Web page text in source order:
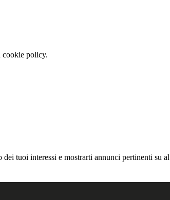
cookie policy.
tuoi interessi e mostrarti annunci pertinenti su